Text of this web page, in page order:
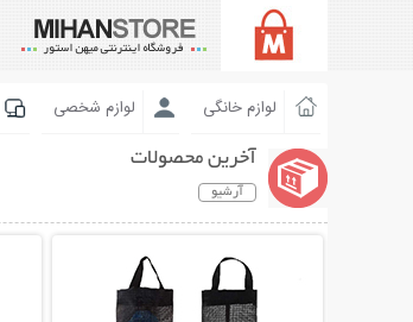
لوازم خانگی لوازم شخصی
آخرین محصولات
آرشیو